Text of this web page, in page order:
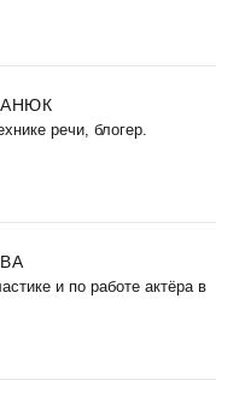
речи, блогер.
и по работе актёра в